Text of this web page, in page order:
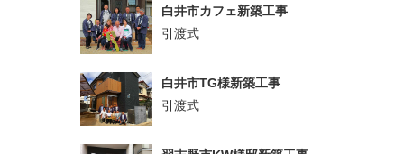
白井市カフェ新築工事
引渡式
白井市TG様新築工事
引渡式